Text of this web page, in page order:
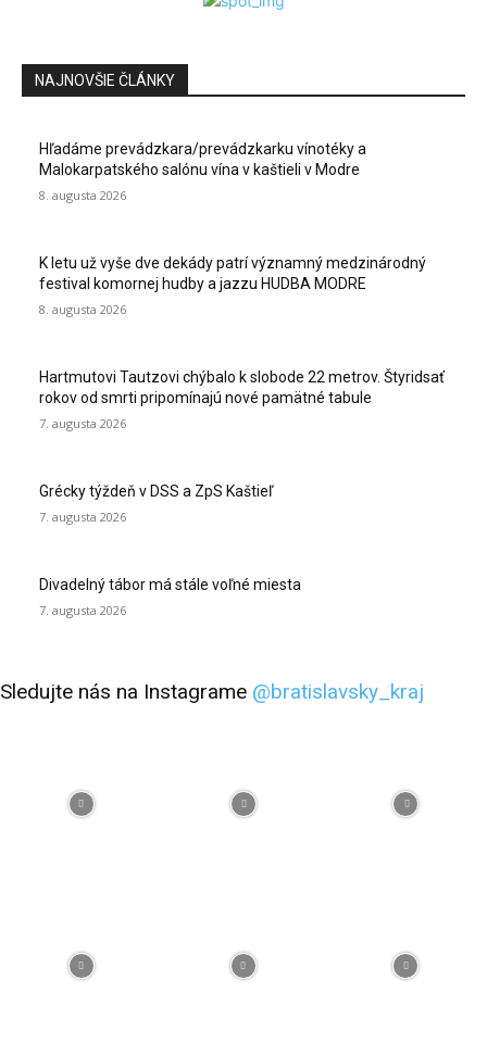
NAJNOVŠIE ČLÁNKY
Hľadáme prevádzkara/prevádzkarku vínotéky a
Malokarpatského salónu vína v kaštieli v Modre
8. augusta 2026
K letu už vyše dve dekády patrí významný medzinárodný
festival komornej hudby a jazzu HUDBA MODRE
8. augusta 2026
Hartmutovi Tautzovi chýbalo k slobode 22 metrov. Štyridsať
rokov od smrti pripomínajú nové pamätné tabule
7. augusta 2026
Grécky týždeň v DSS a ZpS Kaštieľ
7. augusta 2026
Divadelný tábor má stále voľné miesta
7. augusta 2026
Sledujte nás na Instagrame @bratislavsky_kraj